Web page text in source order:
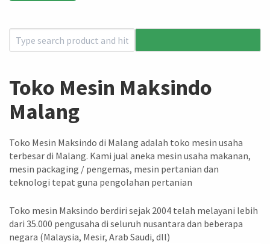
Toko Mesin Maksindo
Malang
Toko Mesin Maksindo di Malang adalah toko mesin usaha
terbesar di Malang. Kami jual aneka mesin usaha makanan,
mesin packaging / pengemas, mesin pertanian dan
teknologi tepat guna pengolahan pertanian
Toko mesin Maksindo berdiri sejak 2004 telah melayani lebih
dari 35.000 pengusaha di seluruh nusantara dan beberapa
negara (Malaysia, Mesir, Arab Saudi, dll)